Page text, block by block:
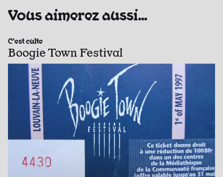
Vous aimerez aussi…
C'est culte
Boogie Town Festival